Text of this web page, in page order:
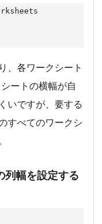
、各ワークシート
ートの横幅が自
いですが、要する
すべてのワークシ
列幅を設定する